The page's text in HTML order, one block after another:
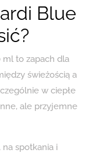
Blue
ml to zapach dla
świeżością a
w ciepłe
ale przyjemne
na spotkania i